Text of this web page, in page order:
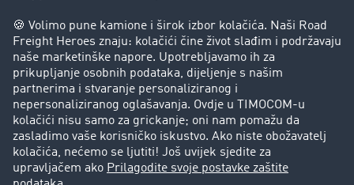
Poduzeće
Priče o uspjehu
Stranke preporučuju stranku
Pravna pitanja
Impresum